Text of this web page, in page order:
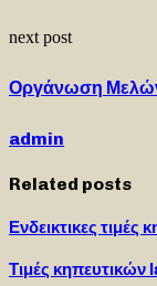
next post
Οργάνωση
admin
Related posts
Ενδεικτικες
Τιμές κηπευτικών